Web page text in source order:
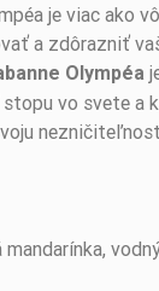
je viac ako
a zdôrazniť
Olympéa
vo svete a
mandarínka,